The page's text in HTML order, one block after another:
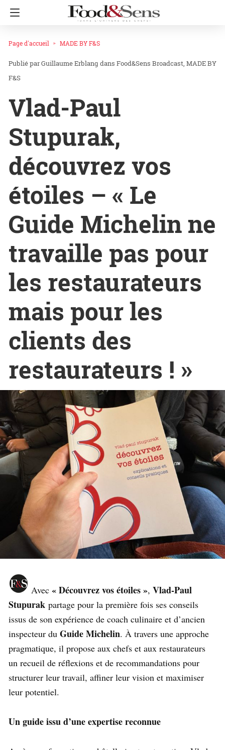
Page d'accueil MADE BY F&S
Guillaume Erblang dans Food&Sens Broadcast MADE BY
F&S
Vlad-Paul
Stupurak,
découvrez vos
étoiles – « Le
Guide Michelin ne
travaille pas pour
les restaurateurs
mais pour les
clients des
restaurateurs ! »
Avec « Découvrez vos étoiles », Vlad-Paul
Stupurak partage pour la première fois ses conseils
issus de son expérience de coach culinaire et d’ancien
inspecteur du Guide Michelin. À travers une approche
pragmatique, il propose aux chefs et aux restaurateurs
un recueil de réflexions et de recommandations pour
structurer leur travail, affiner leur vision et maximiser
leur potentiel.
Un guide issu d’une expertise reconnue